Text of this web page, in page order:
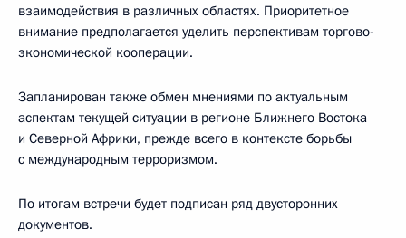
взаимодействия в различных областях. Приоритетное
внимание предполагается уделить перспективам торгово-
экономической кооперации.
Запланирован также обмен мнениями по актуальным
аспектам текущей ситуации в регионе Ближнего Востока
и Северной Африки, прежде всего в контексте борьбы
с международным терроризмом.
По итогам встречи будет подписан ряд двусторонних
документов.